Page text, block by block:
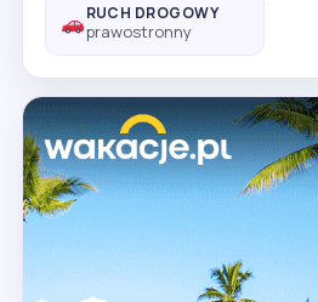
RUCH DROGOWY
prawostronny